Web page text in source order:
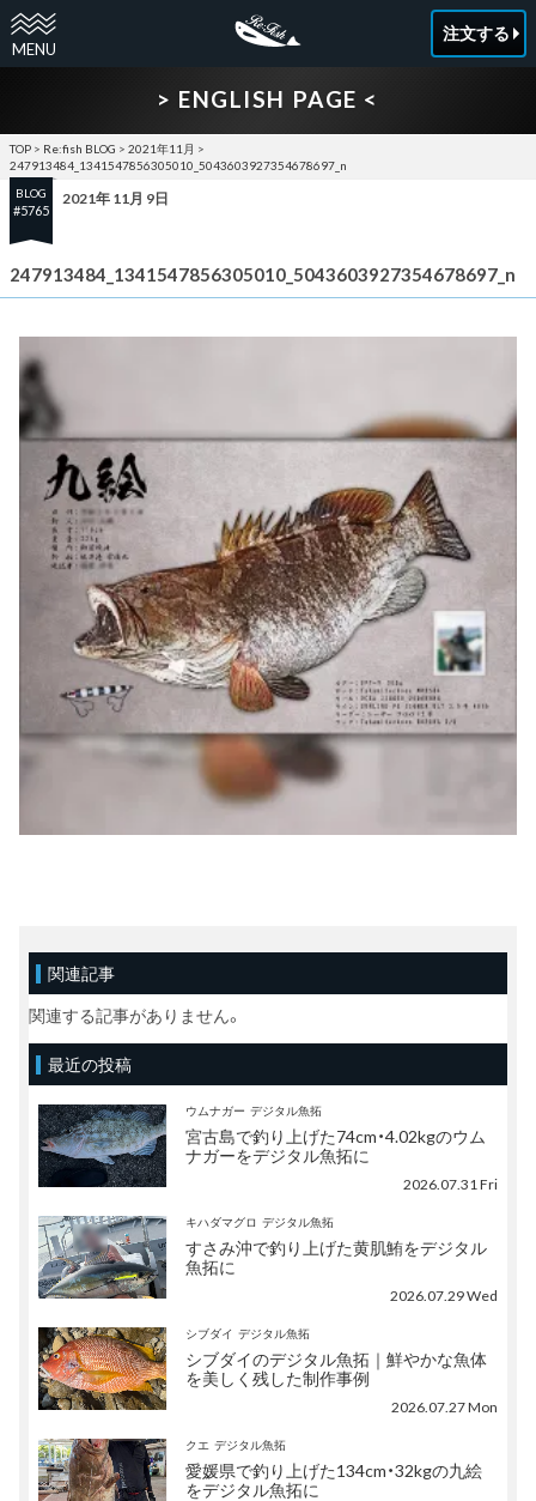
注文する
> ENGLISH PAGE <
TOP > Re:fish BLOG > 2021年11月 >
247913484_1341547856305010_5043603927354678697_n
BLOG
#5765
2021年 11月 9日
247913484_1341547856305010_5043603927354678697_n
関連記事
関連する記事がありません。
最近の投稿
ウムナガー デジタル魚拓
宮古島で釣り上げた74cm・4.02kgのウム
ナガーをデジタル魚拓に
2026.07.31 Fri
キハダマグロ デジタル魚拓
すさみ沖で釣り上げた黄肌鮪をデジタル
魚拓に
2026.07.29 Wed
シブダイ デジタル魚拓
シブダイのデジタル魚拓｜鮮やかな魚体
を美しく残した制作事例
2026.07.27 Mon
クエ デジタル魚拓
愛媛県で釣り上げた134cm・32kgの九絵
をデジタル魚拓に